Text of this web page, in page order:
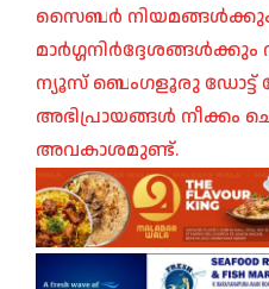
സൈബർ നിയമങ്ങൾക്കും
മാർഗ്ഗനിർദ്ദേശങ്ങൾക്കും
ന്യൂസ് ബെംഗളൂരു ഡോട്ട്
അഭിപ്രായങ്ങൾ നീക്കം
അവകാശമുണ്ട്.